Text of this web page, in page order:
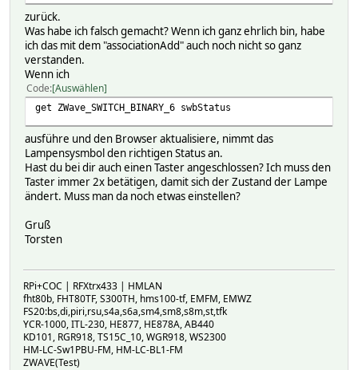
zurück.
Was habe ich falsch gemacht? Wenn ich ganz ehrlich bin, habe
ich das mit dem "associationAdd" auch noch nicht so ganz
verstanden.
Wenn ich
Code Auswählen
get ZWave_SWITCH_BINARY_6 swbStatus
ausführe und den Browser aktualisiere, nimmt das
Lampensysmbol den richtigen Status an.
Hast du bei dir auch einen Taster angeschlossen? Ich muss den
Taster immer 2x betätigen, damit sich der Zustand der Lampe
ändert. Muss man da noch etwas einstellen?
Gruß
Torsten
RPi+COC | RFXtrx433 | HMLAN
fht80b, FHT80TF, S300TH, hms100-tf, EMFM, EMWZ
FS20:bs,di,piri,rsu,s4a,s6a,sm4,sm8,s8m,st,tfk
YCR-1000, ITL-230, HE877, HE878A, AB440
KD101, RGR918, TS15C_10, WGR918, WS2300
HM-LC-Sw1PBU-FM, HM-LC-BL1-FM
ZWAVE(Test)